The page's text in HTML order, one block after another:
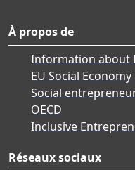
À propos de
Information about
EU Social
Social
OECD
Inclusive
Réseaux sociaux